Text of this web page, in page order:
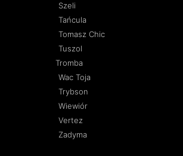
Szeli
Tańcula
Tomasz Chic
Tuszol
Tromba
Wac Toja
Trybson
Wiewiór
Vertez
Zadyma